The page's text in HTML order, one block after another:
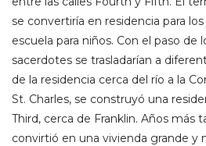
se convertiría en residencia para
escuela para niños. Con el paso de
sacerdotes se trasladarían a
de la residencia cerca del río a la
St. Charles, se construyó una
Third, cerca de Franklin. Años más
convirtió en una vivienda grande y